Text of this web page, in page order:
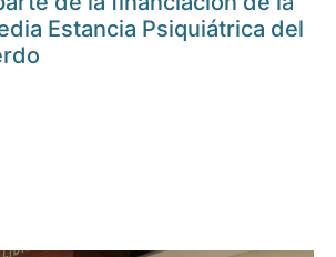
Estancia Psiquiátrica del